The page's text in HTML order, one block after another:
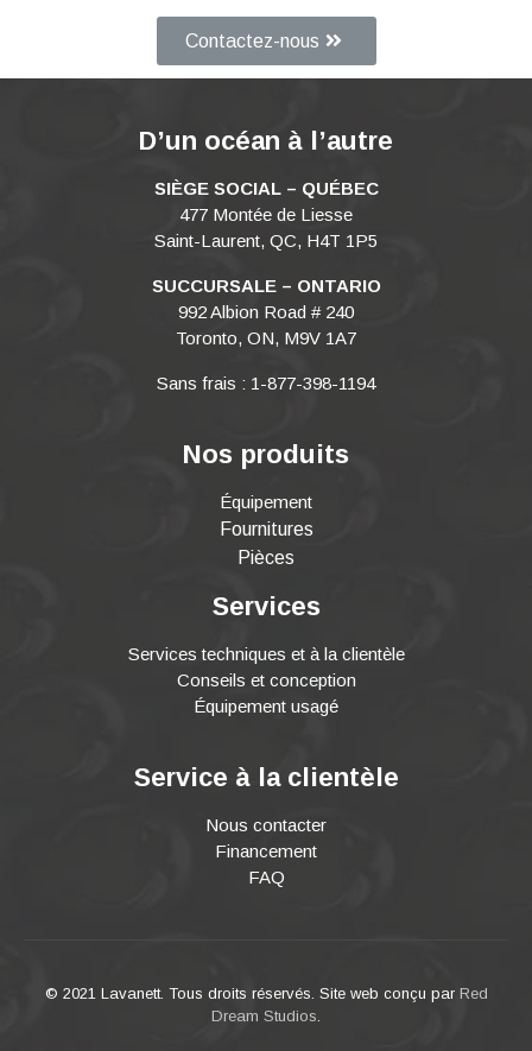
Contactez-nous
D’un océan à l’autre
SIÈGE SOCIAL – QUÉBEC
477 Montée de Liesse
Saint-Laurent, QC, H4T 1P5
SUCCURSALE – ONTARIO
992 Albion Road # 240
Toronto, ON, M9V 1A7
Sans frais : 1-877-398-1194
Nos produits
Équipement
Fournitures
Pièces
Services
Services techniques et à la clientèle
Conseils et conception
Équipement usagé
Service à la clientèle
Nous contacter
Financement
FAQ
© 2021 Lavanett. Tous droits réservés. Site web conçu par Red
Dream Studios.